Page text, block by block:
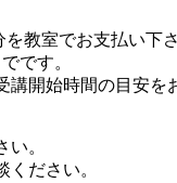
を教室でお支払い下
です。
講開始時間の目安を
。
ださい。